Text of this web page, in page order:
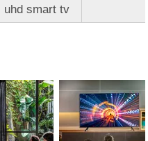
uhd smart tv